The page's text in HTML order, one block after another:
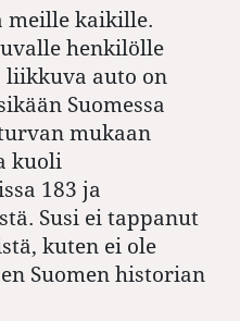
meille kaikille.
henkilölle
liikkuva auto on
Suomessa
mukaan
kuoli
183 ja
Susi ei tappanut
kuten ei ole
Suomen historian